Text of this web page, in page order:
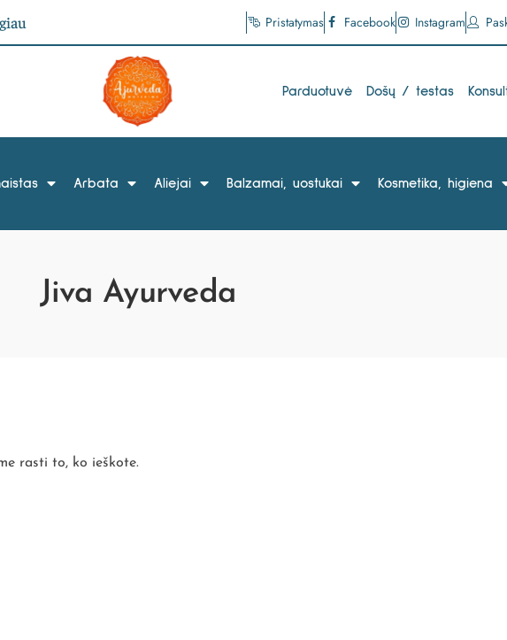
Pristatymas Facebook Instagram
Parduotuvė Došų / testas
Arbata Aliejai Balzamai, uostukai Kosmetika, higiena
Jiva Ayurveda
rasti to, ko ieškote.